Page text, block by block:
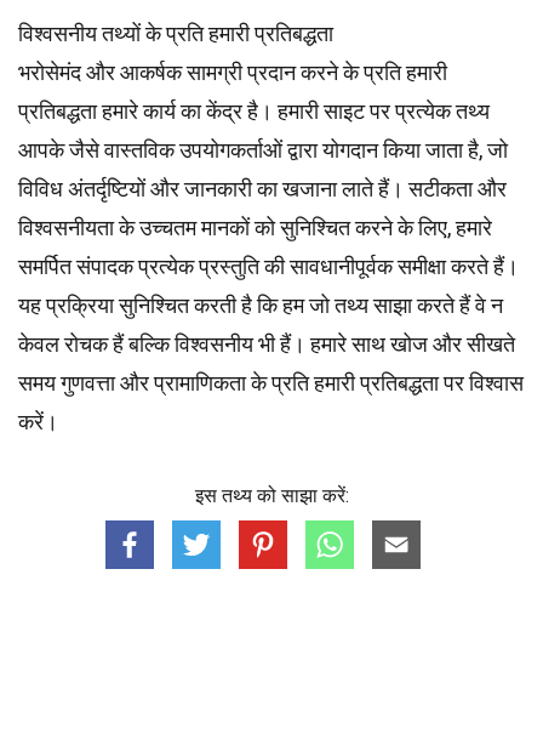
विश्वसनीय तथ्यों के प्रति हमारी प्रतिबद्धता
भरोसेमंद और आकर्षक सामग्री प्रदान करने के प्रति हमारी
प्रतिबद्धता हमारे कार्य का केंद्र है। हमारी साइट पर प्रत्येक तथ्य
आपके जैसे वास्तविक उपयोगकर्ताओं द्वारा योगदान किया जाता है, जो
विविध अंतर्दृष्टियों और जानकारी का खजाना लाते हैं। सटीकता और
विश्वसनीयता के उच्चतममानकोंको सुनिश्चित करने के लिए, हमारे
समर्पितसंपादकप्रत्येक प्रस्तुति की सावधानीपूर्वक समीक्षा करते हैं।
यह प्रक्रिया सुनिश्चित करती है कि हम जो तथ्य साझा करते हैं वे न
केवल रोचक हैं बल्कि विश्वसनीय भी हैं। हमारे साथ खोज और सीखते
समय गुणवत्ता और प्रामाणिकता के प्रति हमारी प्रतिबद्धता पर विश्वास
करें।
इस तथ्य को साझा करें: